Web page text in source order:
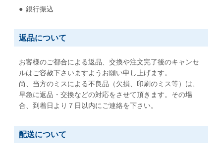
銀行振込
返品について
お客様のご都合による返品、交換や注文完了後のキャンセ
ルはご容赦下さいますようお願い申し上げます。
尚、当方のミスによる不良品（欠損、印刷のミス等）は、
早急に返品・交換などの対応をさせて頂きます。その場
合、到着日より７日以内にご連絡を下さい。
配送について